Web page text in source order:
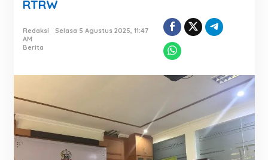
RTRW
Redaksi
Selasa 5 Agustus 2025, 11:47
AM
Berita